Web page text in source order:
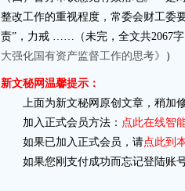
整改工作的重视程度，常委会财工委
责”，力戒 ……（未完，全文共2067
大强化国有资产监督工作的思考》
）
新文秘网温馨提示：
上面为新文秘网原创文章，稍加修
加入正式会员方法： 点此在线智
如果已加入正式会员，请点此到
如果您刚支付成功而忘记登陆账